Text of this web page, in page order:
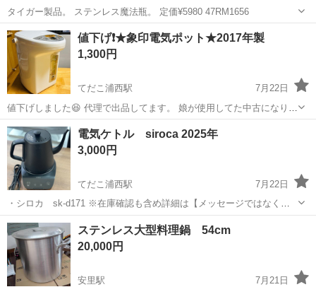
タイガー製品。 ステンレス魔法瓶。 定価¥5980 47RM1656
沖縄 うるま市 てだこ浦西駅 キッチン家電
タイガー魔法瓶
値下げ❗️★象印電気ポット★2017年製
1,300円
てだこ浦西駅
7月22日
値下げしました😆 代理で出品してます。 娘が使用してた中古になりま
す。 大丈夫な方で宜しくお願い致します🙇‍♀️ 容量は3リットルで少し大
きめです。 受け取りはうるま市石川でタイミング合えば 沖縄市登川で
も大丈夫です。 ★...
沖縄 うるま市 てだこ浦西駅 キッチン家電
電気ケトル siroca 2025年
3,000円
てだこ浦西駅
7月22日
・シロカ sk-d171 ※在庫確認も含め詳細は【メッセージではなくお
電話、又はご来店】にてお願い致します。返信は基本遅くなり、やり
取りの最中に売り切れてしまう場合がございます ※【臨時休業の場合
がございますので、御来店...
沖縄 沖縄市 てだこ浦西駅 キッチン家電
ステンレス大型料理鍋 54cm
20,000円
安里駅
7月21日